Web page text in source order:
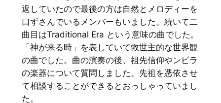
返していたので最後の方は自然とメロディーを
口ずさんでいるメンバーもいました。続いて二
曲目はTraditional Era という意味の曲でした。
「神が来る時」を表していて救世主的な世界観
の曲でした。曲の演奏の後、祖先信仰やンビラ
の楽器について質問しました。先祖を憑依させ
て相談することができるとおっしゃっていまし
た。